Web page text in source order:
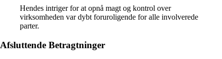
Hendes intriger for at opnå magt og kontrol over
virksomheden var dybt foruroligende for alle involverede
parter.
Afsluttende Betragtninger